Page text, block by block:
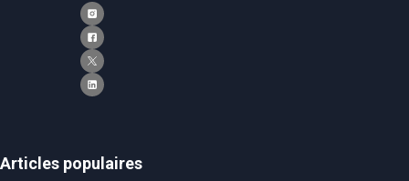
Articles populaires